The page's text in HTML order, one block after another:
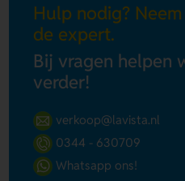
Hulp nodig?
de expert.
Bij vragen helpen
verder!
verkoop@lavista.nl
0344 - 630709
Whatsapp ons!